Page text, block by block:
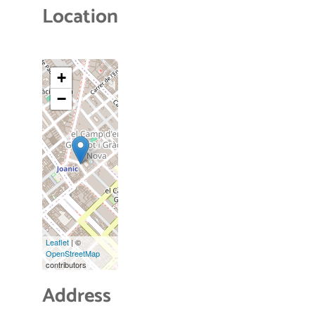
Location
+
−
Leaflet| ©
OpenStreetMap
contributors
Address